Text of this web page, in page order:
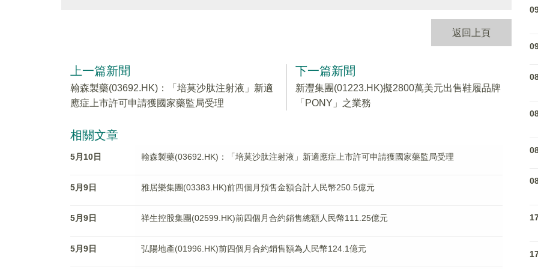
返回上頁
上一篇新聞
翰森製藥(03692.HK)：「培莫沙肽注射液」新適
應症上市許可申請獲國家藥監局受理
下一篇新聞
新灃集團(01223.HK)擬2800萬美元出售鞋履品牌
「PONY」之業務
相關文章
5月10日 翰森製藥(03692.HK)：「培莫沙肽注射液」新適應症上市許可申請獲國家藥監局受理
5月9日 雅居樂集團(03383.HK)前四個月預售金額合計人民幣250.5億元
5月9日 祥生控股集團(02599.HK)前四個月合約銷售總額人民幣111.25億元
5月9日 弘陽地產(01996.HK)前四個月合約銷售額為人民幣124.1億元